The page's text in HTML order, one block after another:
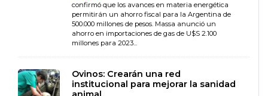
confirmó que los avances en materia energética
permitirán un ahorro fiscal para la Argentina de
500.000 millones de pesos. Massa anunció un
ahorro en importaciones de gas de U$S 2.100
millones para 2023...
Ovinos: Crearán una red
institucional para mejorar la sanidad